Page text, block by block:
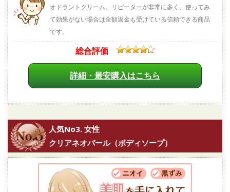
オドラントクリーム。リピーターが非常に多く、使ってみ
て効果がない場合は全額返金も受けている信頼できる商品
です。
総合評価
詳細・最安購入はこちら
人気No3. 女性
クリアネオパール（ボディソープ）